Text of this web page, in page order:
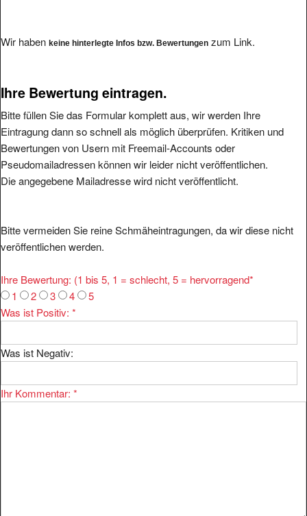
Wir haben keine hinterlegte Infos bzw. Bewertungen zum Link.
Ihre Bewertung eintragen.
Bitte füllen Sie das Formular komplett aus, wir werden Ihre
Eintragung dann so schnell als möglich überprüfen. Kritiken und
Bewertungen von Usern mit Freemail-Accounts oder
Pseudomailadressen können wir leider nicht veröffentlichen.
Die angegebene Mailadresse wird nicht veröffentlicht.
Bitte vermeiden Sie reine Schmäheintragungen, da wir diese nicht
veröffentlichen werden.
Ihre Bewertung: (1 bis 5, 1 = schlecht, 5 = hervorragend*
1
2 3 4
5
Was ist Positiv: *
Was ist Negativ:
Ihr Kommentar: *